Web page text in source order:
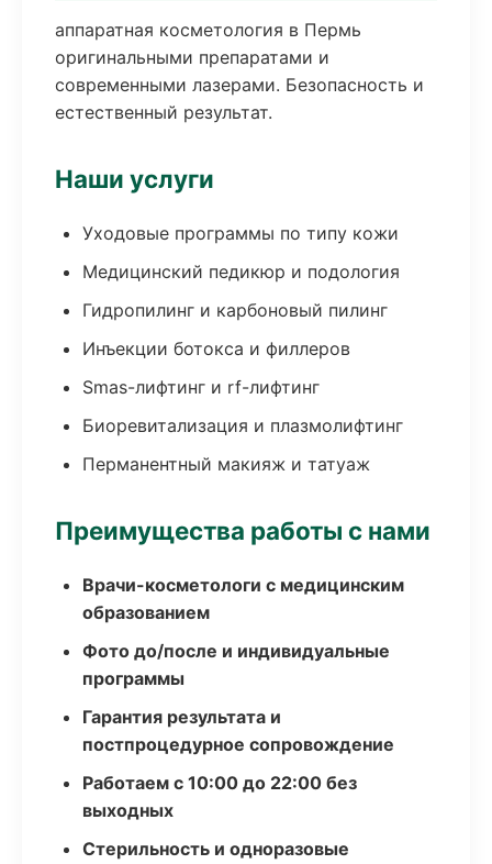
аппаратная косметология в Пермь
оригинальными препаратами и
современными лазерами. Безопасность и
естественный результат.
Наши услуги
Уходовые программы по типу кожи
Медицинский педикюр и подология
Гидропилинг и карбоновый пилинг
Инъекции ботокса и филлеров
Smas-лифтинг и rf-лифтинг
Биоревитализация и плазмолифтинг
Перманентный макияж и татуаж
Преимущества работы с нами
Врачи-косметологи с медицинским
образованием
Фото до/после и индивидуальные
программы
Гарантия результата и
постпроцедурное сопровождение
Работаем с 10:00 до 22:00 без
выходных
Стерильность и одноразовые